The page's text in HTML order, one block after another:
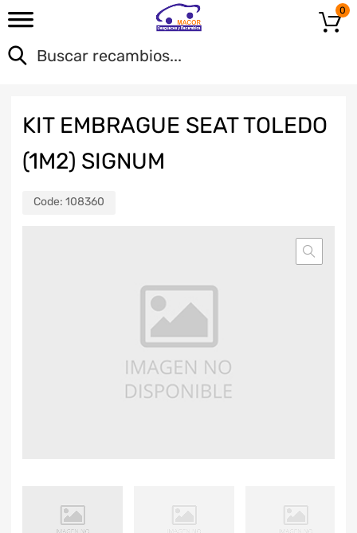
0
KIT EMBRAGUE SEAT TOLEDO
(1M2) SIGNUM
Code: 108360